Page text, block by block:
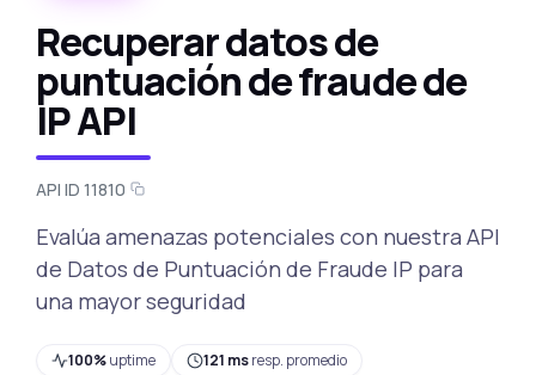
Recuperar datos de
puntuación de fraude de
IP API
API ID 11810
Evalúa amenazas potenciales con nuestra API
de Datos de Puntuación de Fraude IP para
una mayor seguridad
100%uptime 121 msresp. promedio